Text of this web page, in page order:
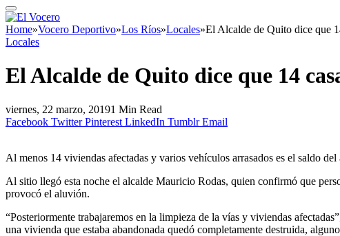
Home»Vocero Deportivo»Los Ríos»Locales»El Alcalde de Quito dice que
Locales
El Alcalde de Quito dice que 14
viernes, 22 marzo, 20191 Min Read
Facebook Twitter Pinterest LinkedIn Tumblr Email
Al menos 14 viviendas afectadas y varios vehículos arrasados es el saldo
Al sitio llegó esta noche el alcalde Mauricio Rodas, quien confirmó que
provocó el aluvión.
“Posteriormente trabajaremos en la limpieza de la vías y viviendas
una vivienda que estaba abandonada quedó completamente destruida,